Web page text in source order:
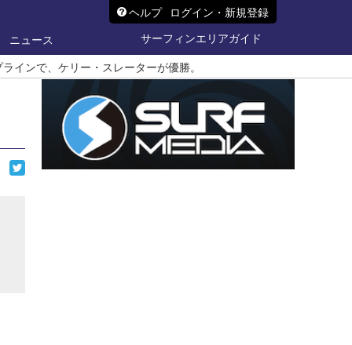
ヘルプ ログイン・新規登録
ニュース
サーフィンエリアガイド
インで、ケリー・スレーターが優勝。